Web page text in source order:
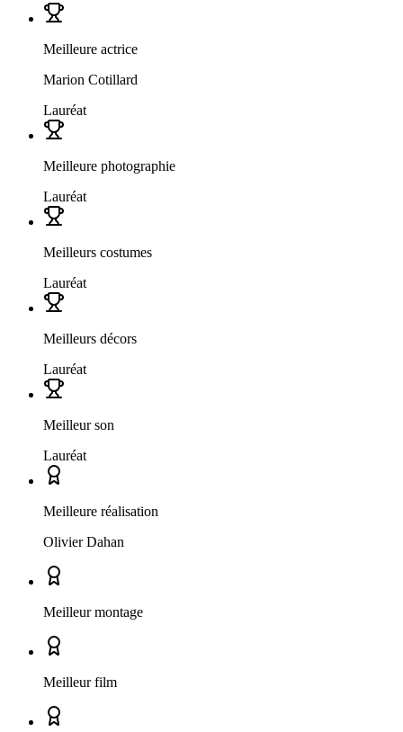
Meilleure actrice
Marion Cotillard
Lauréat
Meilleure photographie
Lauréat
Meilleurs costumes
Lauréat
Meilleurs décors
Lauréat
Meilleur son
Lauréat
Meilleure réalisation
Olivier Dahan
Meilleur montage
Meilleur film